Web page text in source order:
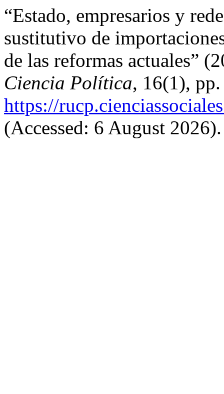
“Estado, empresarios y
sustitutivo de
de las reformas actuales”
Ciencia Política, 16(1),
https://
(Accessed: 6 August 2026).